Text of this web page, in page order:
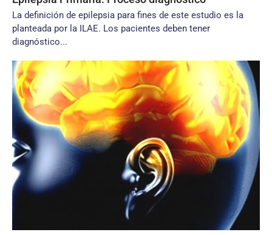
La definición de epilepsia para fines de este estudio es la
planteada por la ILAE. Los pacientes deben tener
diagnóstico...